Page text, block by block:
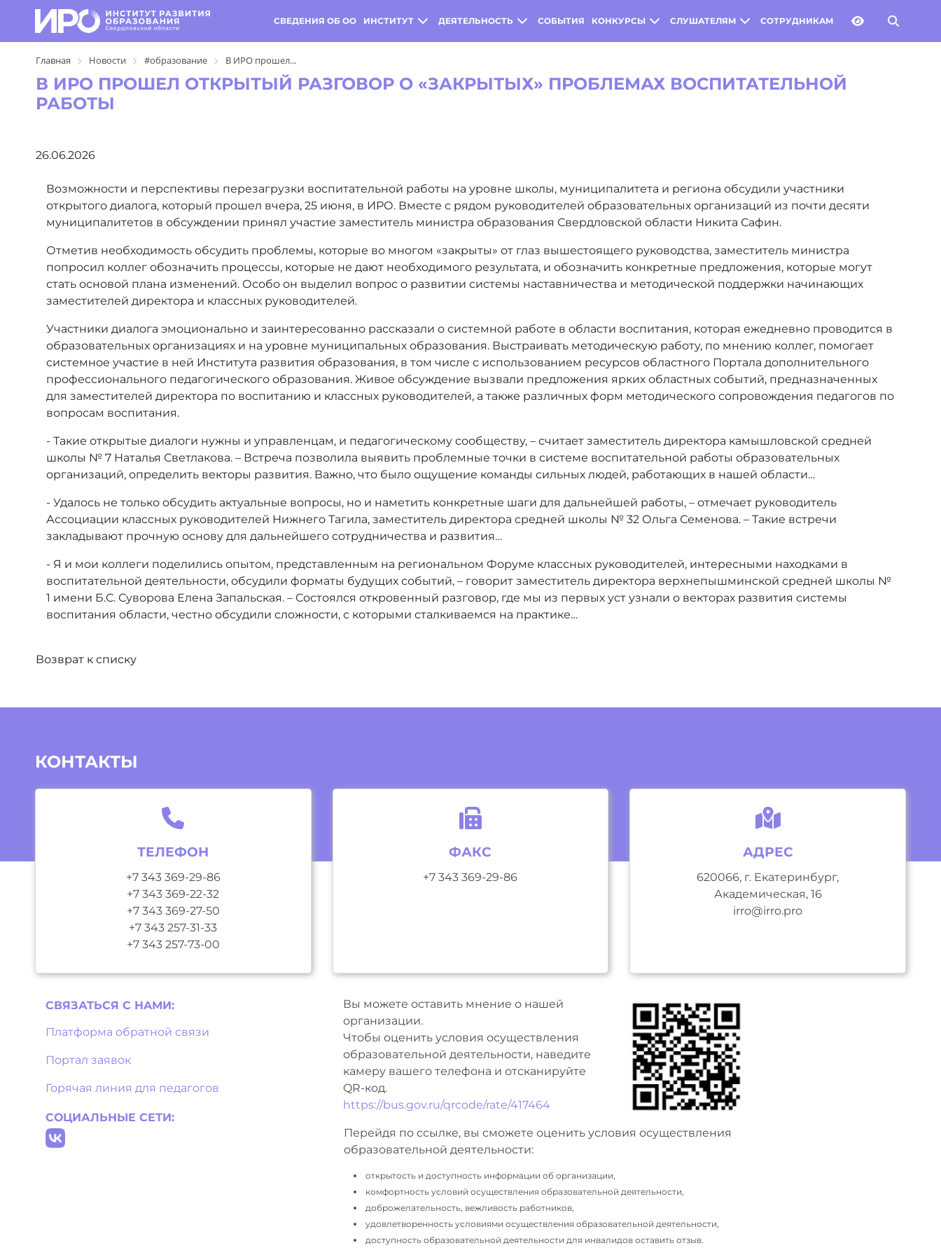
СВЕДЕНИЯ ОБ ОО ИНСТИТУТ ДЕЯТЕЛЬНОСТЬ СОБЫТИЯ КОНКУРСЫ СЛУШАТЕЛЯМ СОТРУДНИКАМ
Главная Новости #образование В ИРО прошел...
В ИРО ПРОШЕЛ ОТКРЫТЫЙ РАЗГОВОР О «ЗАКРЫТЫХ» ПРОБЛЕМАХ ВОСПИТАТЕЛЬНОЙ
РАБОТЫ
26.06.2026
Возможности и перспективы перезагрузки воспитательной работы на уровне школы, муниципалитета и региона обсудили участники
открытого диалога, который прошел вчера, 25 июня, в ИРО. Вместе с рядом руководителей образовательных организаций из почти десяти
муниципалитетов в обсуждении принял участие заместитель министра образования Свердловской области Никита Сафин.
Отметив необходимость обсудить проблемы, которые во многом «закрыты» от глаз вышестоящего руководства, заместитель министра
попросил коллег обозначить процессы, которые не дают необходимого результата, и обозначить конкретные предложения, которые могут
стать основой плана изменений. Особо он выделил вопрос о развитии системы наставничества и методической поддержки начинающих
заместителей директора и классных руководителей.
Участники диалога эмоционально и заинтересованно рассказали о системной работе в области воспитания, которая ежедневно проводится в
образовательных организациях и на уровне муниципальных образования. Выстраивать методическую работу, по мнению коллег, помогает
системное участие в ней Института развития образования, в том числе с использованием ресурсов областного Портала дополнительного
профессионального педагогического образования. Живое обсуждение вызвали предложения ярких областных событий, предназначенных
для заместителей директора по воспитанию и классных руководителей, а также различных форм методического сопровождения педагогов по
вопросам воспитания.
- Такие открытые диалоги нужны и управленцам, и педагогическому сообществу, – считает заместитель директора камышловской средней
школы № 7 Наталья Светлакова. – Встреча позволила выявить проблемные точки в системе воспитательной работы образовательных
организаций, определить векторы развития. Важно, что было ощущение команды сильных людей, работающих в нашей области…
- Удалось не только обсудить актуальные вопросы, но и наметить конкретные шаги для дальнейшей работы, – отмечает руководитель
Ассоциации классных руководителей Нижнего Тагила, заместитель директора средней школы № 32 Ольга Семенова. – Такие встречи
закладывают прочную основу для дальнейшего сотрудничества и развития…
- Я и мои коллеги поделились опытом, представленным на региональном Форуме классных руководителей, интересными находками в
воспитательной деятельности, обсудили форматы будущих событий, – говорит заместитель директора верхнепышминской средней школы №
1 имени Б.С. Суворова Елена Запальская. – Состоялся откровенный разговор, где мы из первых уст узнали о векторах развития системы
воспитания области, честно обсудили сложности, с которыми сталкиваемся на практике…
Возврат к списку
КОНТАКТЫ
ТЕЛЕФОН
+7 343 369-29-86
+7 343 369-22-32
+7 343 369-27-50
+7 343 257-31-33
+7 343 257-73-00
ФАКС
+7 343 369-29-86
АДРЕС
620066, г. Екатеринбург,
Академическая, 16
irro@irro.pro
СВЯЗАТЬСЯ С НAМИ:
Платформа обратной связи
Портал заявок
Горячая линия для педагогов
СОЦИАЛЬНЫЕ СЕТИ:
Вы можете оставить мнение о нашей
организации.
Чтобы оценить условия осуществления
образовательной деятельности, наведите
камеру вашего телефона и отсканируйте
QR-код.
https://bus.gov.ru/qrcode/rate/417464
Перейдя по ссылке, вы сможете оценить условия осуществления
образовательной деятельности:
открытость и доступность информации об организации,
комфортность условий осуществления образовательной деятельности,
доброжелательность, вежливость работников,
удовлетворенность условиями осуществления образовательной деятельности,
доступность образовательной деятельности для инвалидов оставить отзыв.